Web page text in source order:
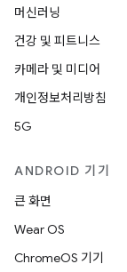
머신러닝
건강 및 피트니스
카메라 및 미디어
개인정보처리방침
5G
ANDROID 기기
큰 화면
Wear OS
ChromeOS 기기